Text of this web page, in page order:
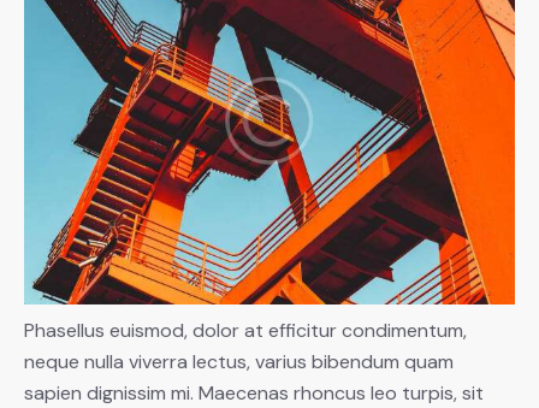
Phasellus euismod, dolor at efficitur condimentum,
neque nulla viverra lectus, varius bibendum quam
sapien dignissim mi. Maecenas rhoncus leo turpis, sit